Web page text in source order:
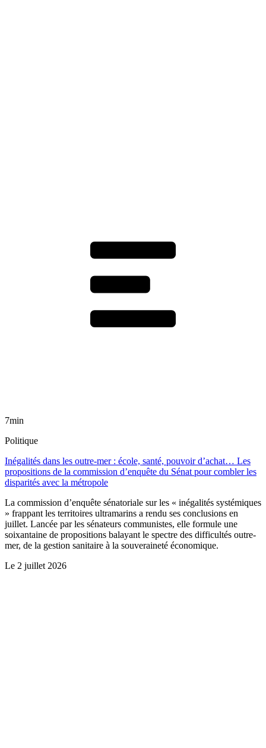
7min
Politique
Inégalités dans les outre-mer : école, santé, pouvoir d’achat… Les
propositions de la commission d’enquête du Sénat pour combler les
disparités avec la métropole
La commission d’enquête sénatoriale sur les « inégalités systémiques
» frappant les territoires ultramarins a rendu ses conclusions en
juillet. Lancée par les sénateurs communistes, elle formule une
soixantaine de propositions balayant le spectre des difficultés outre-
mer, de la gestion sanitaire à la souveraineté économique.
Le 2 juillet 2026